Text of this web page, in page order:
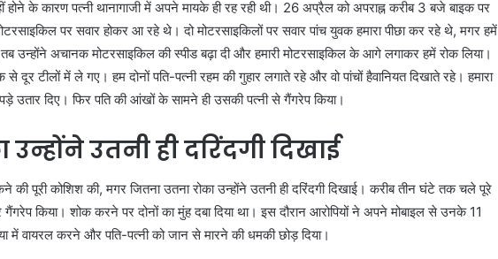
होने के कारण पत्नी थानागाजी में अपने मायके ही रह रही थी। 26 अप्रैल को अपराह्न करीब 3 बजे बाइक पर
पर सवार होकर आ रहे थे। दो मोटरसाइकिलों पर सवार पांच युवक हमारा पीछा कर रहे थे, मगर हमें
अचानक मोटरसाइकिल की स्पीड बढ़ा दी और हमारी मोटरसाइकिल के आगे लगाकर हमें रोक लिया।
टीलों में ले गए। हम दोनों पति-पत्नी रहम की गुहार लगाते रहे और वो पांचों हैवानियत दिखाते रहे। हमारा
उतार दिए। फिर पति की आंखों के सामने ही उसकी पत्नी से गैंगरेप किया।
उतनी ही दरिंदगी दिखाई
की पूरी कोशिश की, मगर जितना उतना रोका उन्होंने उतनी ही दरिंदगी दिखाई। करीब तीन घंटे तक चले पूरे
किया। शोक करने पर दोनों का मुंह दबा दिया था। इस दौरान आरोपियों ने अपने मोबाइल से उनके 11
में वायरल करने और पति-पत्नी को जान से मारने की धमकी छोड़ दिया।